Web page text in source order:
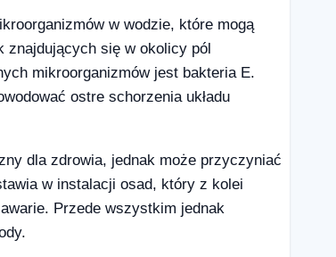
w wodzie, które mogą
znajdujących się w okolicy pól
mikroorganizmów jest bakteria E.
ostre schorzenia układu
dla zdrowia, jednak może przyczyniać
w instalacji osad, który z kolei
Przede wszystkim jednak